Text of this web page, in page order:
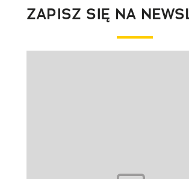
ZAPISZ SIĘ NA